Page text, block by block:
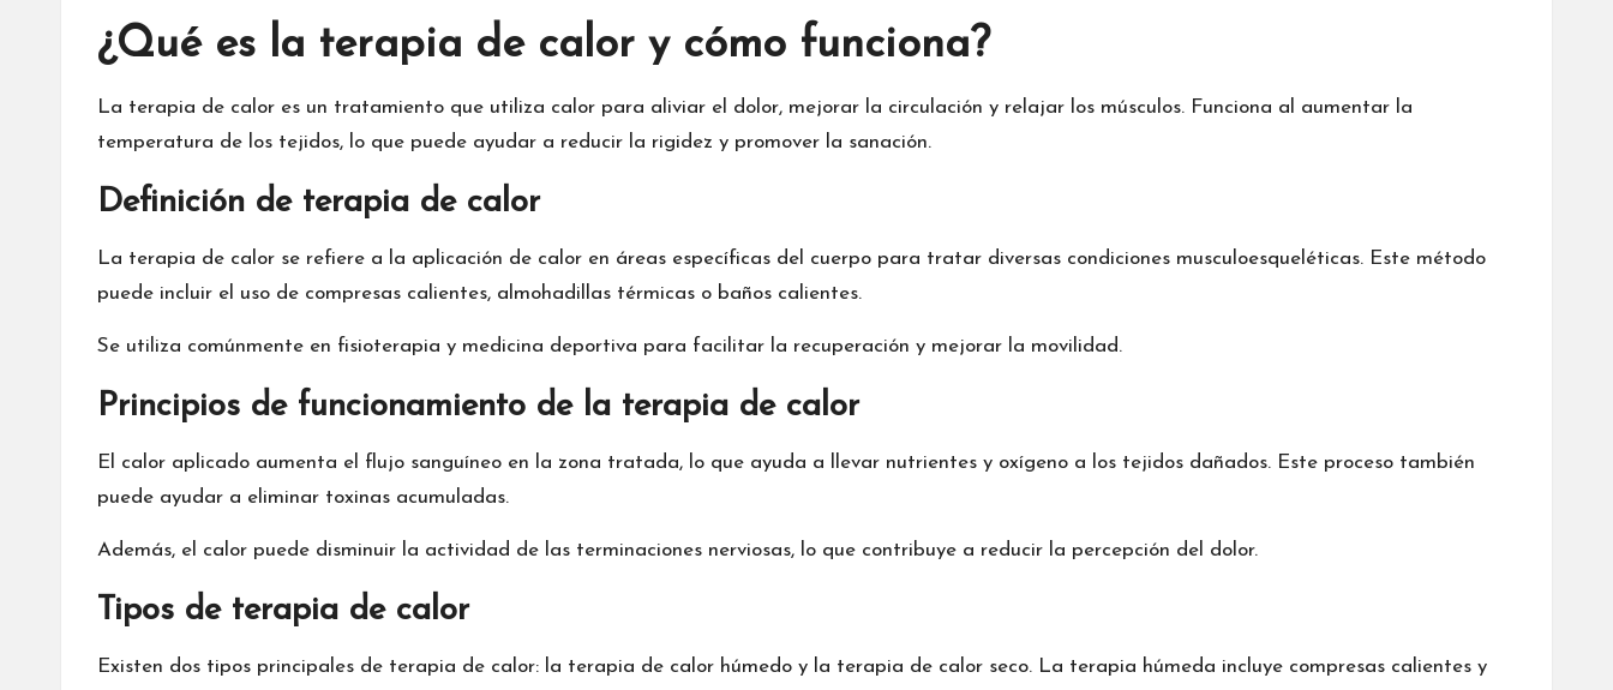
¿Qué es la terapia de calor y cómo funciona?
La terapia de calor es un tratamiento que utiliza calor para aliviar el dolor, mejorar la circulación y relajar los músculos. Funciona al aumentar la
temperatura de los tejidos, lo que puede ayudar a reducir la rigidez y promover la sanación.
Definición de terapia de calor
La terapia de calor se refiere a la aplicación de calor en áreas específicas del cuerpo para tratar diversas condiciones musculoesqueléticas. Este método
puede incluir el uso de compresas calientes, almohadillas térmicas o baños calientes.
Se utiliza comúnmente en fisioterapia y medicina deportiva para facilitar la recuperación y mejorar la movilidad.
Principios de funcionamiento de la terapia de calor
El calor aplicado aumenta el flujo sanguíneo en la zona tratada, lo que ayuda a llevar nutrientes y oxígeno a los tejidos dañados. Este proceso también
puede ayudar a eliminar toxinas acumuladas.
Además, el calor puede disminuir la actividad de las terminaciones nerviosas, lo que contribuye a reducir la percepción del dolor.
Tipos de terapia de calor
Existen dos tipos principales de terapia de calor: la terapia de calor húmedo y la terapia de calor seco. La terapia húmeda incluye compresas calientes y